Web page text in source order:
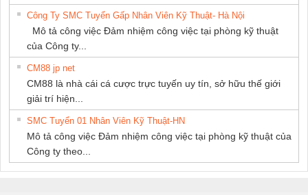
Công Ty SMC Tuyển Gấp Nhân Viên Kỹ Thuật- Hà Nội
Mô tả công việc Đảm nhiệm công việc tại phòng kỹ thuật
của Công ty...
CM88 jp net
CM88 là nhà cái cá cược trực tuyến uy tín, sở hữu thế giới
giải trí hiện...
SMC Tuyển 01 Nhân Viên Kỹ Thuật-HN
Mô tả công việc Đảm nhiệm công việc tại phòng kỹ thuật của
Công ty theo...